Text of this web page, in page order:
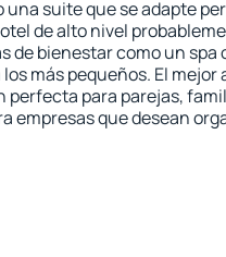
suite que se adapte
de alto nivel
de bienestar como un spa
más pequeños. El mejor
perfecta para parejas,
empresas que desean